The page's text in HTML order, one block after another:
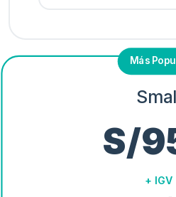
S/
+ IGV